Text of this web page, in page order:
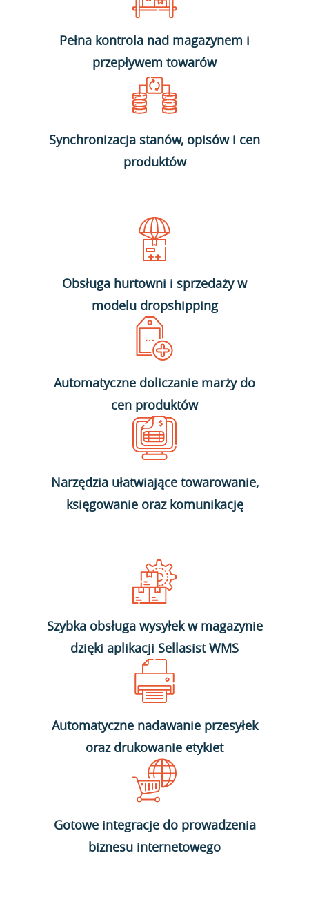
Pełna kontrola nad magazynem i
przepływem towarów
Synchronizacja stanów, opisów i cen
produktów
Obsługa hurtowni i sprzedaży w
modelu dropshipping
Automatyczne doliczanie marży do
cen produktów
Narzędzia ułatwiające towarowanie,
księgowanie oraz komunikację
Szybka obsługa wysyłek w magazynie
dzięki aplikacji Sellasist WMS
Automatyczne nadawanie przesyłek
oraz drukowanie etykiet
Gotowe integracje do prowadzenia
biznesu internetowego